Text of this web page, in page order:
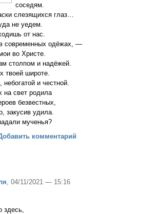
соседям.
слезящихся глаз…
не уедем.
от нас.
современных одёжах, —
во Христе.
столпом и надёжей.
твоей широте.
и честной.
на свет родила
безвестных,
закусив удила.
мученья?
попрощаться с тобою, Россия
комментарий
, 04/11/2021 — 15:16
здесь,